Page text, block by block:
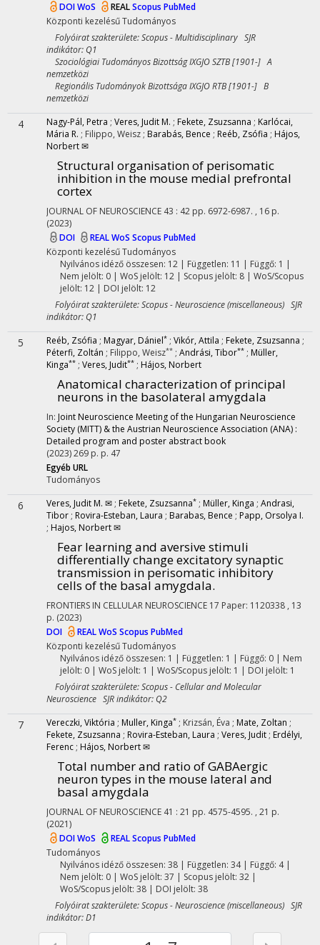
DOIWoS REALScopus PubMed
Központi kezelésűTudományos
Folyóirat szakterülete: Scopus - Multidisciplinary SJR
indikátor: Q1
Szociológiai Tudományos Bizottság IXGJO SZTB [1901-] A
nemzetközi
Regionális Tudományok Bizottsága IXGJO RTB [1901-] B
nemzetközi
4 Nagy-Pál, Petra ; Veres, Judit M. ; Fekete, Zsuzsanna ; Karlócai,
Mária R. ; Filippo, Weisz ; Barabás, Bence ; Reéb, Zsófia ; Hájos,
Norbert ✉
Structural organisation of perisomatic
inhibition in the mouse medial prefrontal
cortex
JOURNAL OF NEUROSCIENCE 43 : 42 pp. 6972-6987. , 16 p.
(2023)
DOI
REALWoS Scopus PubMed
Központi kezelésűTudományos
Nyilvános idéző összesen: 12| Független: 11 | Függő: 1 |
Nem jelölt: 0 | WoS jelölt: 12 | Scopus jelölt: 8 | WoS/Scopus
jelölt: 12 | DOI jelölt: 12
Folyóirat szakterülete: Scopus - Neuroscience (miscellaneous) SJR
indikátor: Q1
5 Reéb, Zsófia ; Magyar, Dániel* ; Vikór, Attila ; Fekete, Zsuzsanna ;
Péterfi, Zoltán ; Filippo, Weisz** ; Andrási, Tibor** ; Müller,
Kinga** ; Veres, Judit** ; Hájos, Norbert
Anatomical characterization of principal
neurons in the basolateral amygdala
In: Joint Neuroscience Meeting of the Hungarian Neuroscience
Society (MITT) & the Austrian Neuroscience Association (ANA) :
Detailed program and poster abstract book
(2023)269 p. p. 47
Egyéb URL
Tudományos
6 Veres, Judit M. ✉ ; Fekete, Zsuzsanna* ; Müller, Kinga ; Andrasi,
Tibor ; Rovira-Esteban, Laura ; Barabas, Bence ; Papp, Orsolya I.
; Hajos, Norbert ✉
Fear learning and aversive stimuli
differentially change excitatory synaptic
transmission in perisomatic inhibitory
cells of the basal amygdala.
FRONTIERS IN CELLULAR NEUROSCIENCE 17 Paper: 1120338 , 13
p. (2023)
DOI
REALWoS Scopus PubMed
Központi kezelésűTudományos
Nyilvános idéző összesen: 1 | Független: 1 | Függő: 0 | Nem
jelölt: 0 | WoS jelölt: 1 | WoS/Scopus jelölt: 1 | DOI jelölt: 1
Folyóirat szakterülete: Scopus - Cellular and Molecular
Neuroscience SJR indikátor: Q2
7 Vereczki, Viktória ; Muller, Kinga* ; Krizsán, Éva ; Mate, Zoltan ;
Fekete, Zsuzsanna ; Rovira-Esteban, Laura ; Veres, Judit ; Erdélyi,
Ferenc ; Hájos, Norbert ✉
Total number and ratio of GABAergic
neuron types in the mouse lateral and
basal amygdala
JOURNAL OF NEUROSCIENCE 41 : 21 pp. 4575-4595. , 21 p.
(2021)
DOIWoS REALScopus PubMed
Tudományos
Nyilvános idéző összesen: 38| Független: 34 | Függő: 4 |
Nem jelölt: 0 | WoS jelölt: 37 | Scopus jelölt: 32 |
WoS/Scopus jelölt: 38 | DOI jelölt: 38
Folyóirat szakterülete: Scopus - Neuroscience (miscellaneous) SJR
indikátor: D1